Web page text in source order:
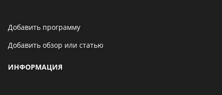
Добавить программу
Добавить обзор или статью
ИНФОРМАЦИЯ